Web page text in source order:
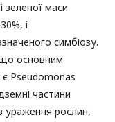
маси
і
симбіозу.
основним
Pseudomonas
частини
ураження рослин,